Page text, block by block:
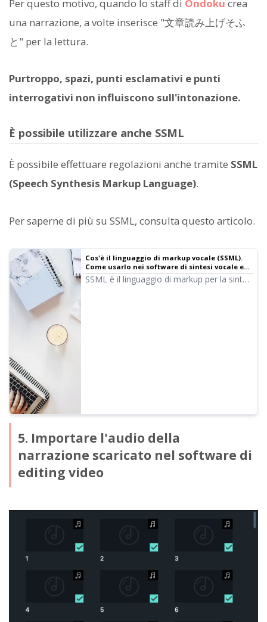
Per questo motivo, quando lo staff di Ondoku crea
una narrazione, a volte inserisce "文章読み上げそふ
と" per la lettura.
Purtroppo, spazi, punti esclamativi e punti
interrogativi non influiscono sull'intonazione.
È possibile utilizzare anche SSML
È possibile effettuare regolazioni anche tramite SSML
(Speech Synthesis Markup Language).
Per saperne di più su SSML, consulta questo articolo.
Cos'è il linguaggio di markup vocale (SSML).
Come usarlo nei software di sintesi vocale ed
elenco dei codici principali.
SSML è il linguaggio di markup per la sintesi
5. Importare l'audio della
narrazione scaricato nel software di
editing video